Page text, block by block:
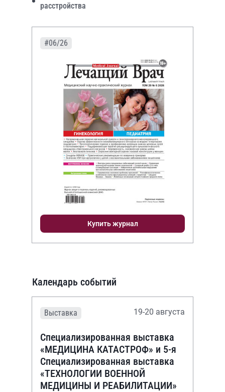
расстройства
#06/26
Купить журнал
Календарь событий
Выставка 19-20 августа
Специализированная выставка
«МЕДИЦИНА КАТАСТРОФ» и 5-я
Специализированная выставка
«ТЕХНОЛОГИИ ВОЕННОЙ
МЕДИЦИНЫ И РЕАБИЛИТАЦИИ»